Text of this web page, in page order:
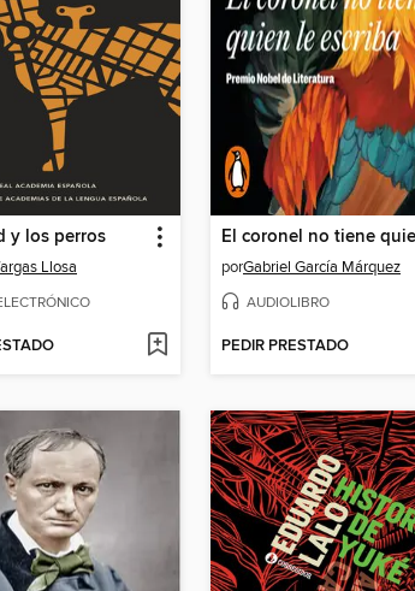
y los perros
Llosa porGabriel García Márquez
AUDIOLIBRO
PEDIR PRESTADO